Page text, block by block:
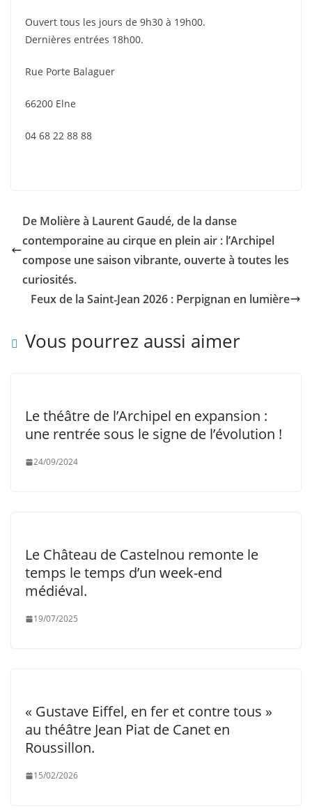
Ouvert tous les jours de 9h30 à 19h00.
Dernières entrées 18h00.
Rue Porte Balaguer
66200 Elne
04 68 22 88 88
De Molière à Laurent Gaudé, de la danse
contemporaine au cirque en plein air : l’Archipel
compose une saison vibrante, ouverte à toutes les
curiosités.
Feux de la Saint‑Jean 2026 : Perpignan en lumière
Vous pourrez aussi aimer
Le théâtre de l’Archipel en expansion :
une rentrée sous le signe de l’évolution !
24/09/2024
Le Château de Castelnou remonte le
temps le temps d’un week-end
médiéval.
19/07/2025
« Gustave Eiffel, en fer et contre tous »
au théâtre Jean Piat de Canet en
Roussillon.
15/02/2026